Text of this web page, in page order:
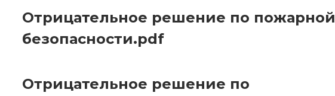
Отрицательное решение по пожарной
безопасности.pdf
Отрицательное решение по